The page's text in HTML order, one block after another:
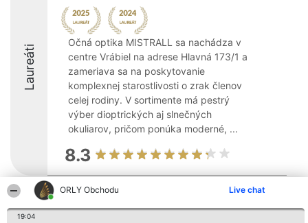
ORLY Obchodu Live chat
19:04
Laureáti
Očná optika MISTRALL sa nachádza v
centre Vrábiel na adrese Hlavná 173/1 a
zameriava sa na poskytovanie
komplexnej starostlivosti o zrak členov
celej rodiny. V sortimente má pestrý
výber dioptrických aj slnečných
okuliarov, pričom ponúka moderné, ...
8.3
Organizátor hodnotenia
Bright Side Solutions sp. z o.
Laureáti
Kontakt